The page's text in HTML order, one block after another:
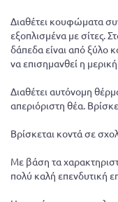
Διαθέτει κουφώματα
εξοπλισμένα με σίτες.
δάπεδα είναι από ξύλο
να επισημανθεί η
Διαθέτει αυτόνομη
απεριόριστη θέα.
Βρίσκεται κοντά σε
Με βάση τα
πολύ καλή επενδυτική